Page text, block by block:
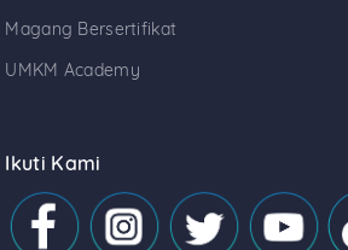
Magang Bersertifikat
UMKM Academy
Ikuti Kami